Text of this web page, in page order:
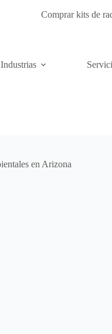
Comprar kits de
Industrias